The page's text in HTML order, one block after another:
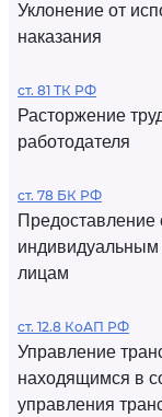
Уклонение от
наказания
ст. 81 ТК РФ
Расторжение
работодателя
ст. 78 БК РФ
Предоставление
лицам
ст. 12.8 КоАП РФ
Управление
находящимся в
управления